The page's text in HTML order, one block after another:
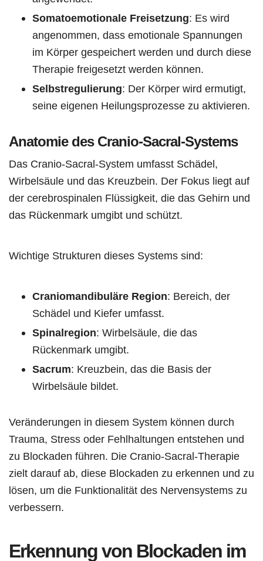
Somatoemotionale Freisetzung: Es wird
angenommen, dass emotionale Spannungen
im Körper gespeichert werden und durch diese
Therapie freigesetzt werden können.
Selbstregulierung: Der Körper wird ermutigt,
seine eigenen Heilungsprozesse zu aktivieren.
Anatomie des Cranio-Sacral-Systems
Das Cranio-Sacral-System umfasst Schädel,
Wirbelsäule und das Kreuzbein. Der Fokus liegt auf
der cerebrospinalen Flüssigkeit, die das Gehirn und
das Rückenmark umgibt und schützt.
Wichtige Strukturen dieses Systems sind:
Craniomandibuläre Region: Bereich, der
Schädel und Kiefer umfasst.
Spinalregion: Wirbelsäule, die das
Rückenmark umgibt.
Sacrum: Kreuzbein, das die Basis der
Wirbelsäule bildet.
Veränderungen in diesem System können durch
Trauma, Stress oder Fehlhaltungen entstehen und
zu Blockaden führen. Die Cranio-Sacral-Therapie
zielt darauf ab, diese Blockaden zu erkennen und zu
lösen, um die Funktionalität des Nervensystems zu
verbessern.
Erkennung von Blockaden im